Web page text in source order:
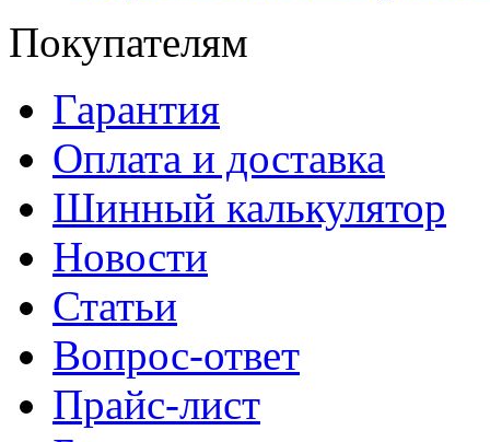
Покупателям
Гарантия
Оплата и доставка
Шинный калькулятор
Новости
Статьи
Вопрос-ответ
Прайс-лист